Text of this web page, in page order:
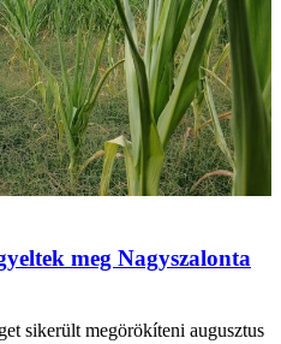
meg Nagyszalonta
sikerült megörökíteni augusztus